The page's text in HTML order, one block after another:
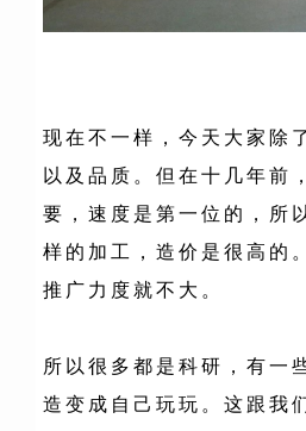
现在不一样，今天大家除
以及品质。但在十几年前
要，速度是第一位的，所
样的加工，造价是很高的
推广力度就不大。
所以很多都是科研，有一
造变成自己玩玩。 这跟我